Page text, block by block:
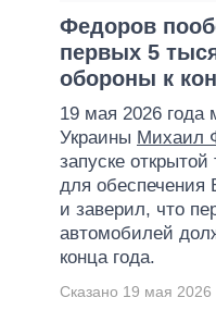
ДАЙДЖЕСТЫ
ВЕРХОВНАЯ
КАБИНЕТ
ГЛАВЫ
МЭРЫ
ВСЕ ПЕРСОНЫ
Федоров
первых 5
обороны к
19 мая 2026 года
Украины Михаил
запуске
для обеспечения
и заверил, что
автомобилей
конца года.
Сказано 19 мая 2026